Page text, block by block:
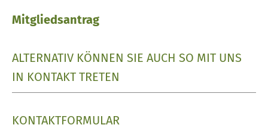
Mitgliedsantrag
ALTERNATIV KÖNNEN SIE AUCH SO MIT UNS
IN KONTAKT TRETEN
KONTAKTFORMULAR